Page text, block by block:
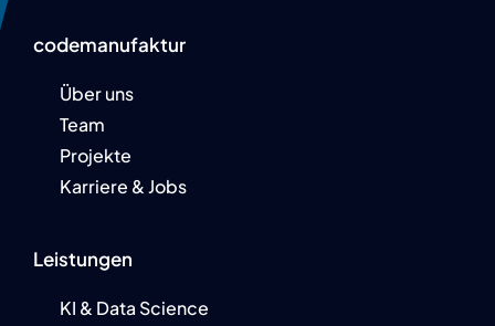
codemanufaktur
Über uns
Team
Projekte
Karriere & Jobs
Leistungen
KI & Data Science